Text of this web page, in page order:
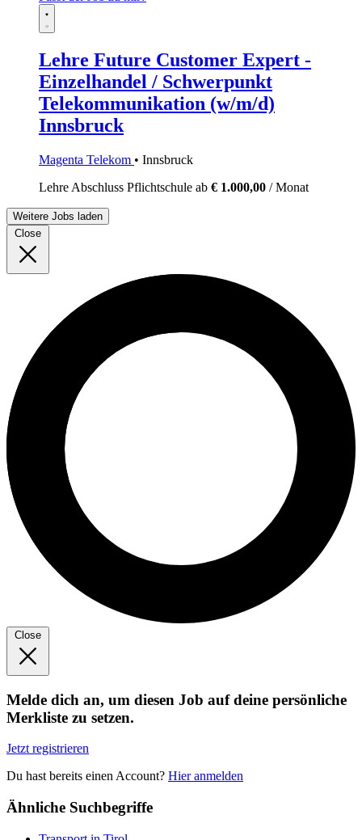
Lehre Future Customer Expert -
Einzelhandel / Schwerpunkt
Telekommunikation (w/m/d)
Innsbruck
Magenta Telekom • Innsbruck
Lehre Abschluss Pflichtschule ab € 1.000,00 / Monat
Weitere Jobs laden
Close
Close
Melde dich an, um diesen Job auf deine persönliche
Merkliste zu setzen.
Jetzt registrieren
Du hast bereits einen Account? Hier anmelden
Ähnliche Suchbegriffe